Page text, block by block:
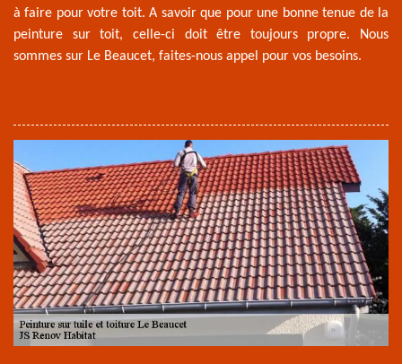
à faire pour votre toit. A savoir que pour une bonne tenue de la
peinture sur toit, celle-ci doit être toujours propre. Nous
sommes sur Le Beaucet, faites-nous appel pour vos besoins.